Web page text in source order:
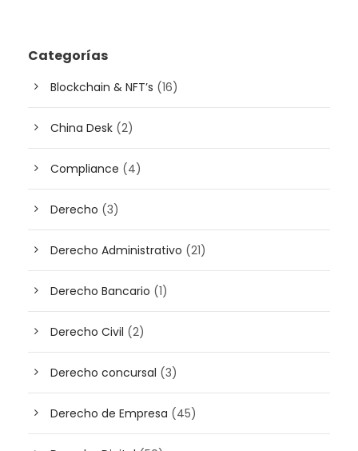
Categorías
Blockchain & NFT’s (16)
China Desk (2)
Compliance (4)
Derecho (3)
Derecho Administrativo (21)
Derecho Bancario (1)
Derecho Civil (2)
Derecho concursal (3)
Derecho de Empresa (45)